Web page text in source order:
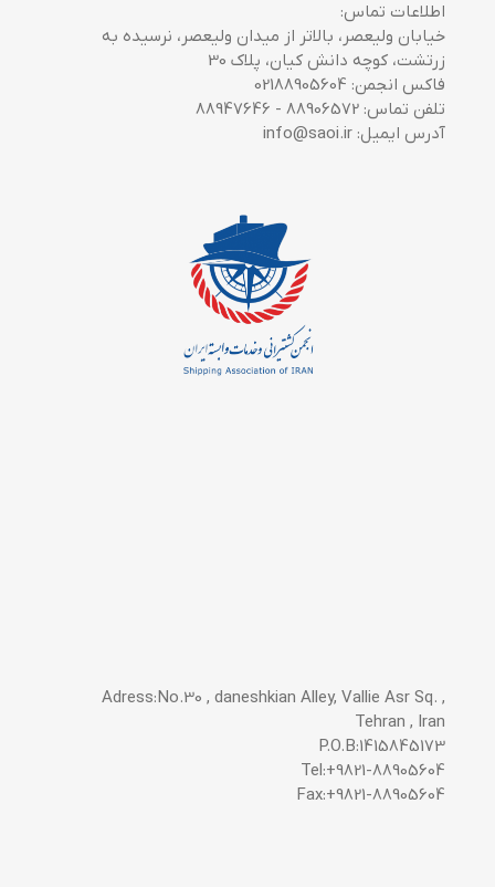
اطلاعات تماس:
خیابان ولیعصر، بالاتر از میدان ولیعصر، نرسیده به
زرتشت، کوچه دانش کیان، پلاک 30
فاکس انجمن: 02188905604
تلفن تماس: 88906572 - 88947646
آدرس ایمیل: info@saoi.ir
Adress:No.30 , daneshkian Alley, Vallie Asr Sq. ,
Tehran , Iran
P.O.B:1415845173
Tel:+9821-88905604
Fax:+9821-88905604